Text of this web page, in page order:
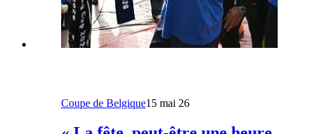
Coupe de Belgique15 mai 26